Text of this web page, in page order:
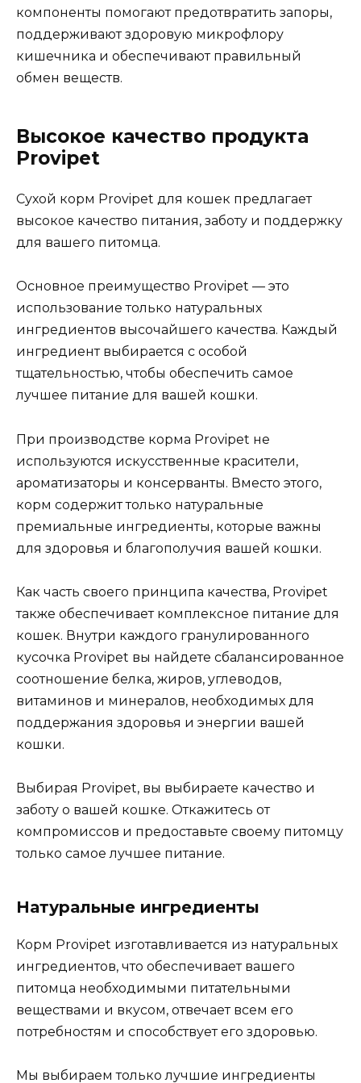
компоненты помогают предотвратить запоры,
поддерживают здоровую микрофлору
кишечника и обеспечивают правильный
обмен веществ.
Высокое качество продукта
Provipet
Сухой корм Provipet для кошек предлагает
высокое качество питания, заботу и поддержку
для вашего питомца.
Основное преимущество Provipet — это
использование только натуральных
ингредиентов высочайшего качества. Каждый
ингредиент выбирается с особой
тщательностью, чтобы обеспечить самое
лучшее питание для вашей кошки.
При производстве корма Provipet не
используются искусственные красители,
ароматизаторы и консерванты. Вместо этого,
корм содержит только натуральные
премиальные ингредиенты, которые важны
для здоровья и благополучия вашей кошки.
Как часть своего принципа качества, Provipet
также обеспечивает комплексное питание для
кошек. Внутри каждого гранулированного
кусочка Provipet вы найдете сбалансированное
соотношение белка, жиров, углеводов,
витаминов и минералов, необходимых для
поддержания здоровья и энергии вашей
кошки.
Выбирая Provipet, вы выбираете качество и
заботу о вашей кошке. Откажитесь от
компромиссов и предоставьте своему питомцу
только самое лучшее питание.
Натуральные ингредиенты
Корм Provipet изготавливается из натуральных
ингредиентов, что обеспечивает вашего
питомца необходимыми питательными
веществами и вкусом, отвечает всем его
потребностям и способствует его здоровью.
Мы выбираем только лучшие ингредиенты